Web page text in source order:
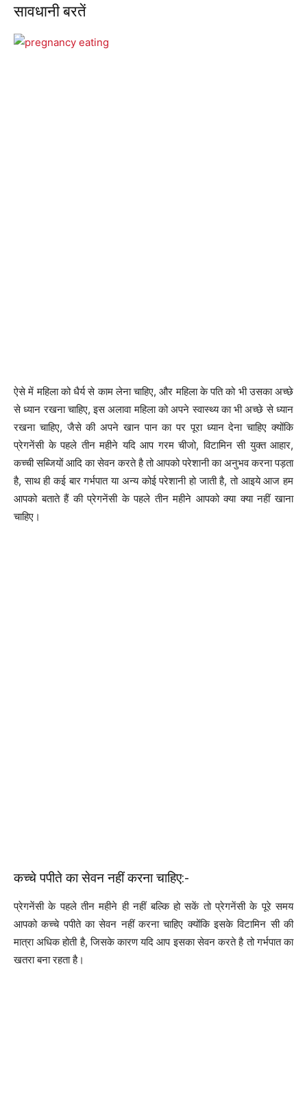
सावधानी बरतें
ऐसे में महिला को धैर्य से काम लेना चाहिए, और महिला के पति को भी उसका अच्छे
से ध्यान रखना चाहिए, इस अलावा महिला को अपने स्वास्थ्य का भी अच्छे से ध्यान
रखना चाहिए, जैसे की अपने खान पान का पर पूरा ध्यान देना चाहिए क्योंकि
प्रेगनेंसी के पहले तीन महीने यदि आप गरम चीजो, विटामिन सी युक्त आहार,
कच्ची सब्जियों आदि का सेवन करते है तो आपको परेशानी का अनुभव करना पड़ता
है, साथ ही कई बार गर्भपात या अन्य कोई परेशानी हो जाती है, तो आइये आज हम
आपको बताते हैं की प्रेगनेंसी के पहले तीन महीने आपको क्या क्या नहीं खाना
चाहिए।
कच्चे पपीते का सेवन नहीं करना चाहिए:-
प्रेगनेंसी के पहले तीन महीने ही नहीं बल्कि हो सकें तो प्रेगनेंसी के पूरे समय
आपको कच्चे पपीते का सेवन नहीं करना चाहिए क्योंकि इसके विटामिन सी की
मात्रा अधिक होती है, जिसके कारण यदि आप इसका सेवन करते है तो गर्भपात का
खतरा बना रहता है।